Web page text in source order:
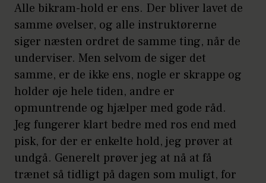
Alle bikram-hold er ens. Der bliver lavet de
samme øvelser, og alle instruktørerne
siger næsten ordret de samme ting, når de
underviser. Men selvom de siger det
samme, er de ikke ens, nogle er skrappe og
holder øje hele tiden, andre er
opmuntrende og hjælper med gode råd.
Jeg fungerer klart bedre med ros end med
pisk, for der er enkelte hold, jeg prøver at
undgå. Generelt prøver jeg at nå at få
trænet så tidligt på dagen som muligt, for